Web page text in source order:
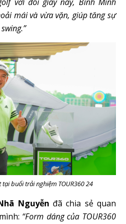
mái và vừa vặn, giúp tăng sự
buổi trải nghiệm TOUR360 24
Nguyễn đã chia sẻ quan
“Form dáng của TOUR360